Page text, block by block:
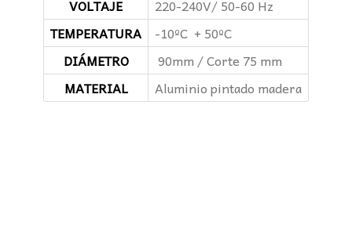
VOLTAJE
220-240V/ 50-60 Hz
TEMPERATURA
-10ºC + 50ºC
DIÁMETRO
90mm / Corte 75 mm
MATERIAL
Aluminio pintado madera